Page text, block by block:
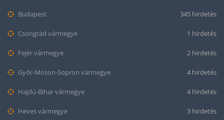
Budapest 345 hirdetés
Csongrád vármegye 1 hirdetés
Fejér vármegye 2 hirdetés
Győr-Moson-Sopron vármegye 4 hirdetés
Hajdú-Bihar vármegye 4 hirdetés
Heves vármegye 3 hirdetés